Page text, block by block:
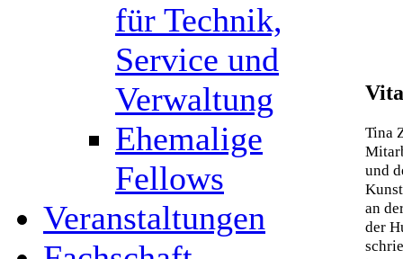
für Technik,
Service und
Verwaltung
Ehemalige
Fellows
Veranstaltungen
Vita
Tina
und
an
der